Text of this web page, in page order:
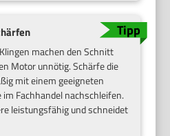
machen den Schnitt
Motor unnötig. Schärfe die
mit einem geeigneten
Fachhandel nachschleifen.
leistungsfähig und schneidet